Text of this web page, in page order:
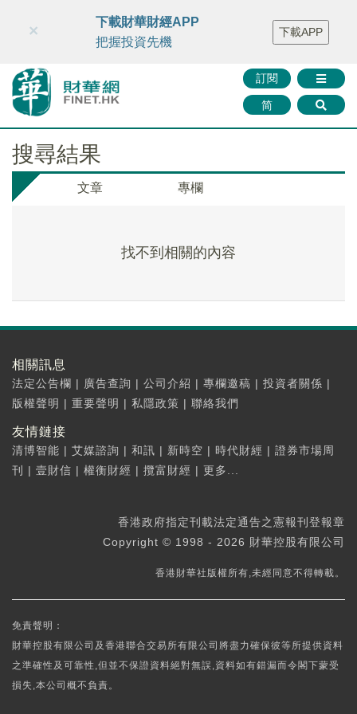
財華智庫網 FINTV FINMETA 財華證券 媒體矩陣
智庫沙龍
聯絡我們
訂閱
简
×
下載財華財經APP
把握投資先機
下載APP
搜尋結果
文章 專欄
找不到相關的內容
相關訊息
法定公告欄 | 廣告查詢 | 公司介紹 | 專欄邀稿 | 投資者關係 |
版權聲明 | 重要聲明 | 私隱政策 | 聯絡我們
友情鏈接
清博智能 | 艾媒諮詢 | 和訊 | 新時空 | 時代財經 | 證券市場周
刊
| 壹財信 | 權衡財經 | 攬富財經 | 更多...
香港政府指定刊載法定通告之憲報刊登報章
Copyright © 1998 - 2026 財華控股有限公司
香港財華社版權所有,未經同意不得轉載。
免責聲明：
財華控股有限公司及香港聯合交易所有限公司將盡力確保彼等所提供資料
之準確性及可靠性,但並不保證資料絕對無誤,資料如有錯漏而令閣下蒙受
損失,本公司概不負責。